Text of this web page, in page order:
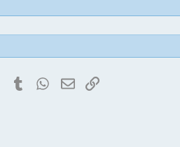
PinterestTumblr WhatsApp
E-MailLink